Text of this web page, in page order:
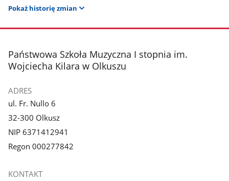
Pokaż historię zmian
stopka
Państwowa Szkoła Muzyczna I stopnia im.
Wojciecha Kilara w Olkuszu
ADRES
ul. Fr. Nullo 6
32-300 Olkusz
NIP 6371412941
Regon 000277842
KONTAKT